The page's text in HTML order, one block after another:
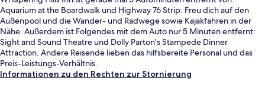
Aquarium at the Boardwalk und Highway 76 Strip. Freu dich auf den
Außenpool und die Wander- und Radwege sowie Kajakfahren in der
Nähe. Außerdem ist Folgendes mit dem Auto nur 5 Minuten entfernt:
Sight and Sound Theatre und Dolly Parton's Stampede Dinner
Attraction. Andere Reisende lieben das hilfsbereite Personal und das
Preis-Leistungs-Verhältnis.
Informationen zu den Rechten zur Stornierung